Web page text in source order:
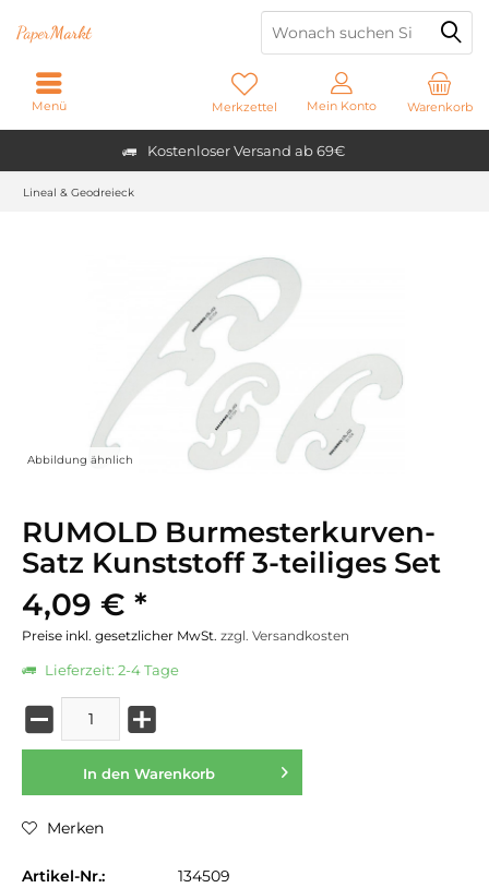
Kostenloser Versand ab 69€
PaperMarkt
Warenkorb
Merkzettel Mein Konto
Menü
Lineal & Geodreieck
Abbildung ähnlich
RUMOLD Burmesterkurven-
Satz Kunststoff 3-teiliges Set
4,09 € *
Preise inkl. gesetzlicher MwSt. zzgl. Versandkosten
Lieferzeit: 2-4 Tage
In den Warenkorb
Merken
Artikel-Nr.:
134509